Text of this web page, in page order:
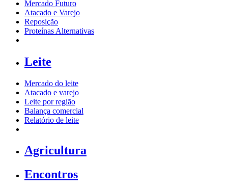
Mercado Futuro
Atacado e Varejo
Reposição
Proteínas Alternativas
Leite
Mercado do leite
Atacado e varejo
Leite por região
Balança comercial
Relatório de leite
Agricultura
Encontros